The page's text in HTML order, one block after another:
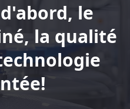
le
la qualité